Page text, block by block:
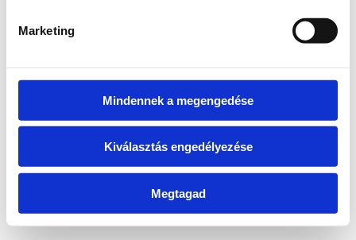
Marketing
Mindennek a megengedése
Kiválasztás engedélyezése
Megtagad